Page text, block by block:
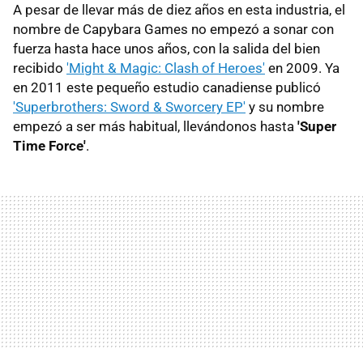
A pesar de llevar más de diez años en esta industria, el
nombre de Capybara Games no empezó a sonar con
fuerza hasta hace unos años, con la salida del bien
recibido 'Might & Magic: Clash of Heroes' en 2009. Ya
en 2011 este pequeño estudio canadiense publicó
'Superbrothers: Sword & Sworcery EP' y su nombre
empezó a ser más habitual, llevándonos hasta 'Super
Time Force'.